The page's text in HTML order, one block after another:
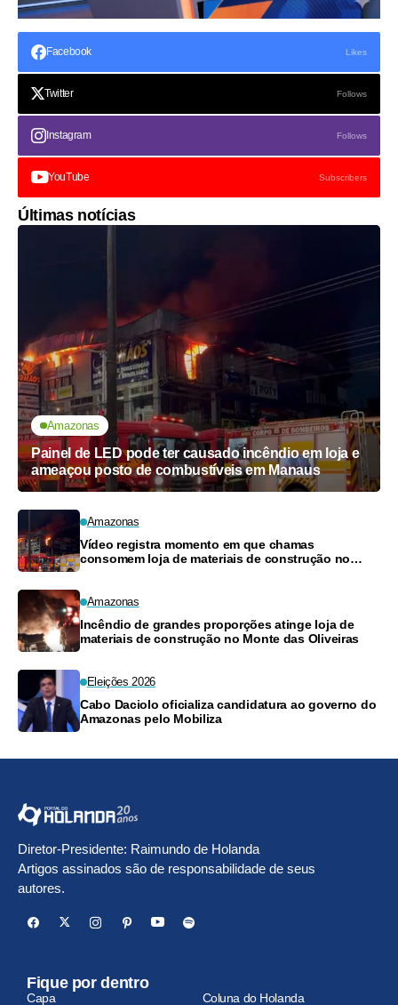
Facebook Likes
Twitter Follows
Instagram Follows
YouTube Subscribers
Últimas notícias
Amazonas
Painel de LED pode ter causado incêndio em loja e
ameaçou posto de combustíveis em Manaus
Amazonas
Vídeo registra momento em que chamas
consomem loja de materiais de construção no
Amazonas
Incêndio de grandes proporções atinge loja de
materiais de construção no Monte das Oliveiras
Eleições 2026
Cabo Daciolo oficializa candidatura ao governo do
Amazonas pelo Mobiliza
Diretor-Presidente: Raimundo de Holanda
Artigos assinados são de responsabilidade de seus
autores.
Fique por dentro
Capa Coluna do Holanda